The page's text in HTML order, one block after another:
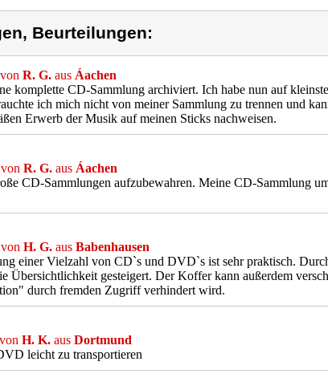
Beurteilungen:
von R. G. aus Áachen
komplette CD-Sammlung archiviert. Ich habe nun auf
ich mich nicht von meiner Sammlung zu trennen und
Erwerb der Musik auf meinen Sticks nachweisen.
von R. G. aus Áachen
CD-Sammlungen aufzubewahren. Meine CD-Sammlung
von H. G. aus Babenhausen
einer Vielzahl von CD`s und DVD`s ist sehr praktisch.
Übersichtlichkeit gesteigert. Der Koffer kann außerdem
durch fremden Zugriff verhindert wird.
von H. K. aus Dortmund
leicht zu transportieren